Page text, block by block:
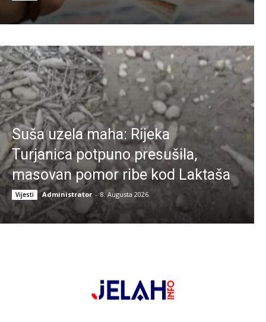
Suša uzela maha: Rijeka
Turjanica potpuno presušila,
masovan pomor ribe kod Laktaša
Vijesti Administrator - 8. Augusta 2026.